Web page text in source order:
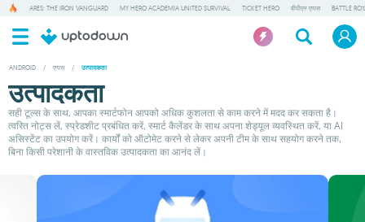
ARES: THE IRON VANGUARD MY HERO ACADEMIA UNITED SURVIVAL TICKET HERO वीपीएन एप्पस BATTLE
ANDROID / एप्पस / उत्पादकता
उत्पादकता
सही टूल्स के साथ, आपका स्मार्टफोन आपको अधिक कुशलता से काम करने में मदद कर सकता है।
त्वरित नोट्स लें, स्प्रेडशीट प्रबंधित करें, स्मार्ट कैलेंडर के साथ अपना शेड्यूल व्यवस्थित करें, या AI
असिस्टेंट का उपयोग करें। कार्यों को ऑटोमेट करने से लेकर अपनी टीम के साथ सहयोग करने तक,
बिना किसी परेशानी के वास्तविक उत्पादकता का आनंद लें।